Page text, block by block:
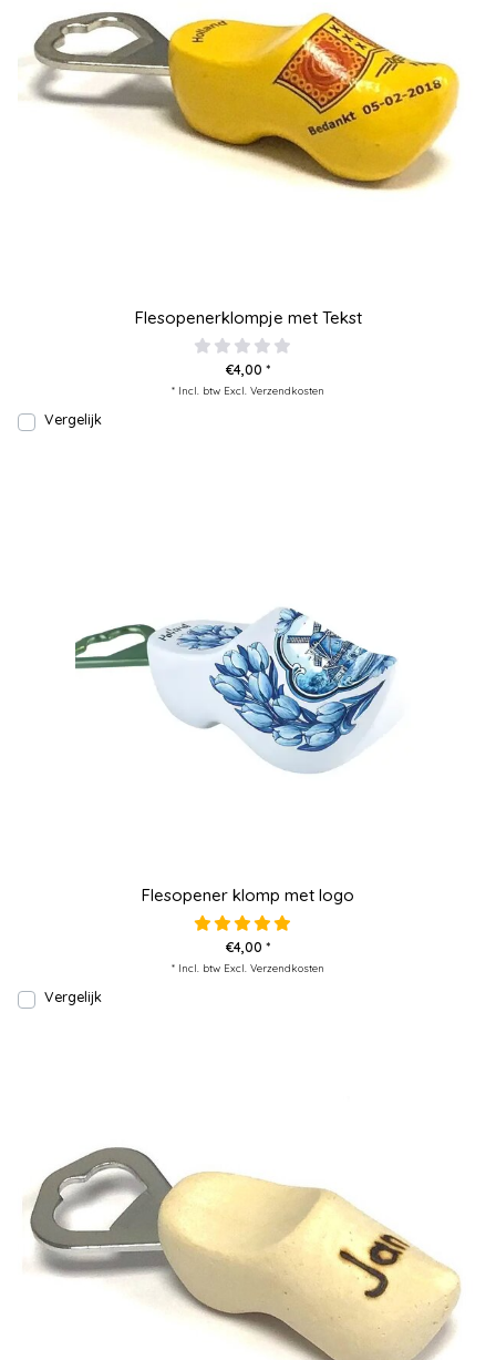
Flesopenerklompje met Tekst
€4,00 *
* Incl. btw Excl. Verzendkosten
Vergelijk
Flesopener klomp met logo
€4,00 *
* Incl. btw Excl. Verzendkosten
Vergelijk